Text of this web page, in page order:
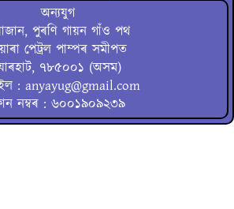
অন্যযুগ
পুৰণি গায়ন গাঁও পথ
পেট্ৰল পাম্পৰ সমীপত
৭৮৫০০১ (অসম)
: anyayug@gmail.com
নম্বৰ : ৬০০১৯০৯২৩৯